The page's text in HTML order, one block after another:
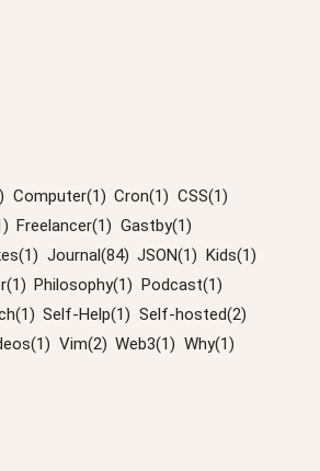
Computer(1) Cron(1) CSS(1)
Freelancer(1) Gastby(1)
Journal(84) JSON(1) Kids(1)
Philosophy(1) Podcast(1)
Self-Help(1) Self-hosted(2)
Vim(2) Web3(1) Why(1)